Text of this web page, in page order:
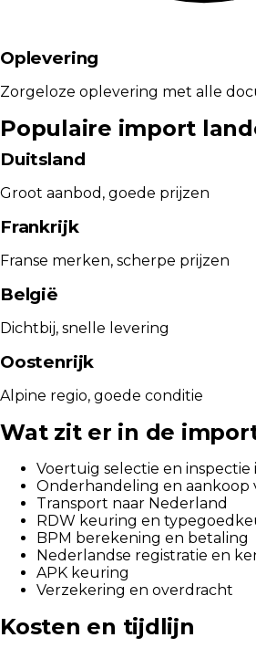
Oplevering
Zorgeloze oplevering met alle
Populaire import
Duitsland
Groot aanbod, goede prijzen
Frankrijk
Franse merken, scherpe prijzen
België
Dichtbij, snelle levering
Oostenrijk
Alpine regio, goede conditie
Wat zit er in de
Voertuig selectie en
Onderhandeling en aankoop
Transport naar Nederland
RDW keuring en
BPM berekening en betaling
Nederlandse registratie en
APK keuring
Verzekering en overdracht
Kosten en tijdlijn